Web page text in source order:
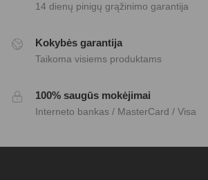
14 dienų pinigų grąžinimo garantija
Kokybės garantija
Taikoma visiems produktams
100% saugūs mokėjimai
Interneto bankas / MasterCard / Visa